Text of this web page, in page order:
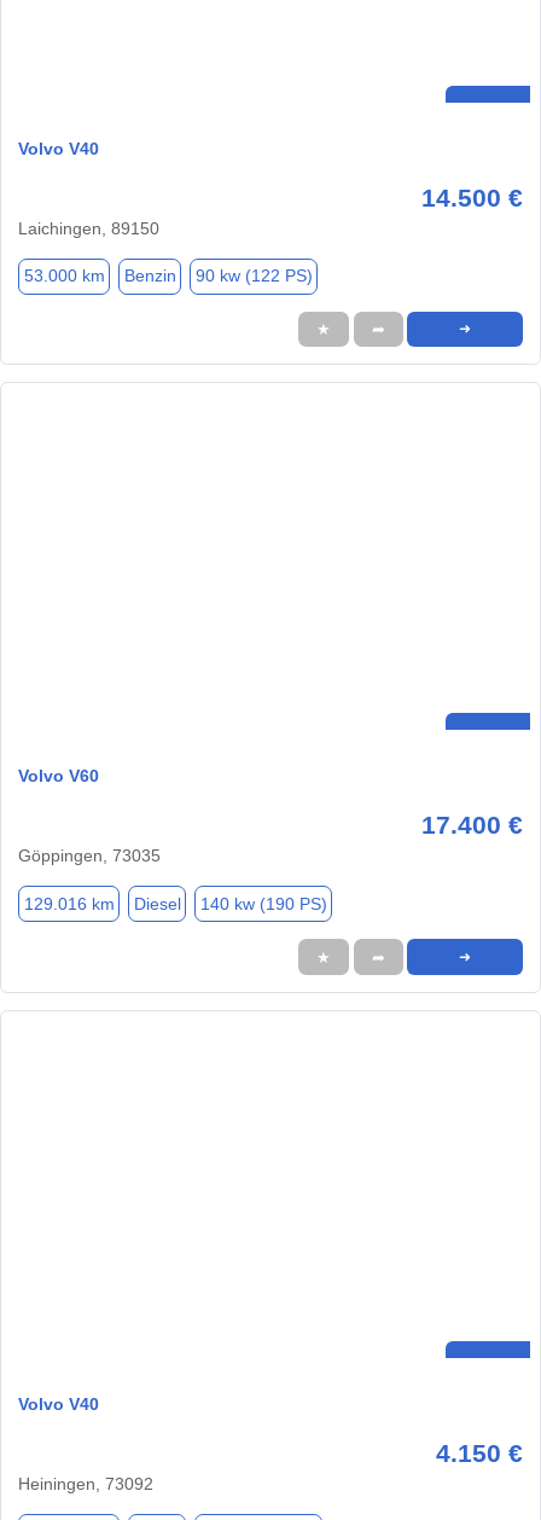
Volvo V40
14.500 €
Laichingen, 89150
53.000 km Benzin 90 kw (122 PS)
★ ➦ ➜
Volvo V60
17.400 €
Göppingen, 73035
129.016 km Diesel 140 kw (190 PS)
★ ➦ ➜
Volvo V40
4.150 €
Heiningen, 73092